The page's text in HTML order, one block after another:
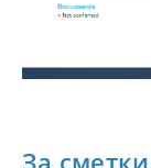
За